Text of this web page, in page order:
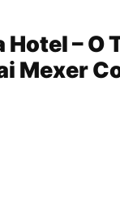
Hotel – O
Mexer